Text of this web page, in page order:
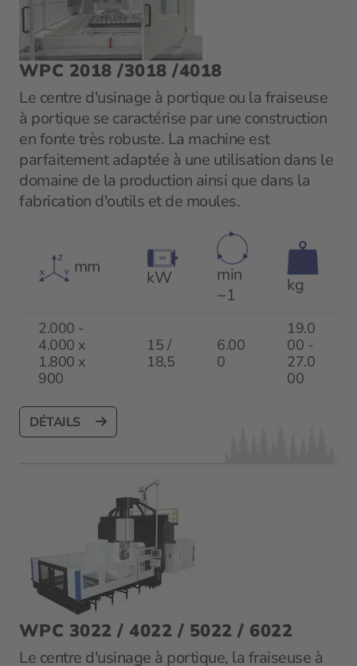
WPC 2018 /3018 /4018
Le centre d'usinage à portique ou la fraiseuse
à portique se caractérise par une construction
en fonte très robuste. La machine est
parfaitement adaptée à une utilisation dans le
domaine de la production ainsi que dans la
fabrication d'outils et de moules.
mm
kW
min
−1
kg
2.000 -
4.000 x
1.800 x
900
15 /
18,5
6.00
0
19.0
00 -
27.0
00
DÉTAILS
WPC 3022 / 4022 / 5022 / 6022
Le centre d'usinage à portique, la fraiseuse à